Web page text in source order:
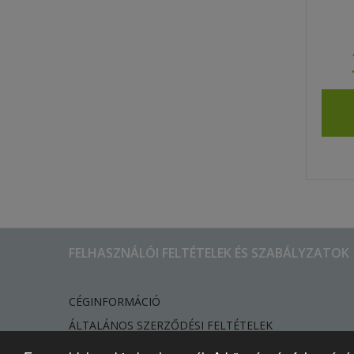
FELHASZNÁLÓI FELTÉTELEK ÉS SZABÁLYZATOK
CÉGINFORMÁCIÓ
ÁLTALÁNOS SZERZŐDÉSI FELTÉTELEK